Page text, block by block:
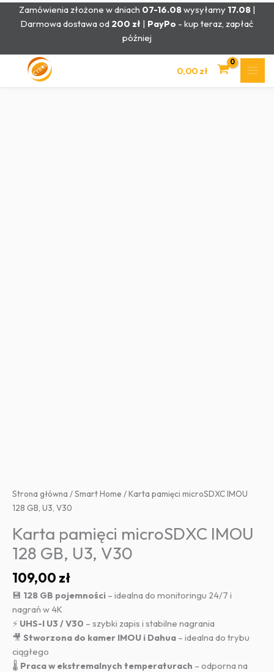
PrzejdźZamówienia złożone w dniach 07-16.08wysyłamy 17.08|
Darmowa dostawa od 200 zł | PayPo - kup teraz, zapłać
później
0,00 zł
Strona główna /Smart Home / Karta pamięci microSDXC IMOU
128 GB, U3, V30
Karta pamięci microSDXC IMOU
128 GB, U3, V30
109,00 zł
💾 128 GB pojemności – idealna do monitoringu 24/7 i
nagrań w 4K
⚡ UHS-I U3 / V30 – szybki zapis i stabilne nagrania
🎥 Stworzona do kamer IMOU i Dahua – idealna do trybu
ciągłego
🌡 Praca w ekstremalnych temperaturach – odporna na